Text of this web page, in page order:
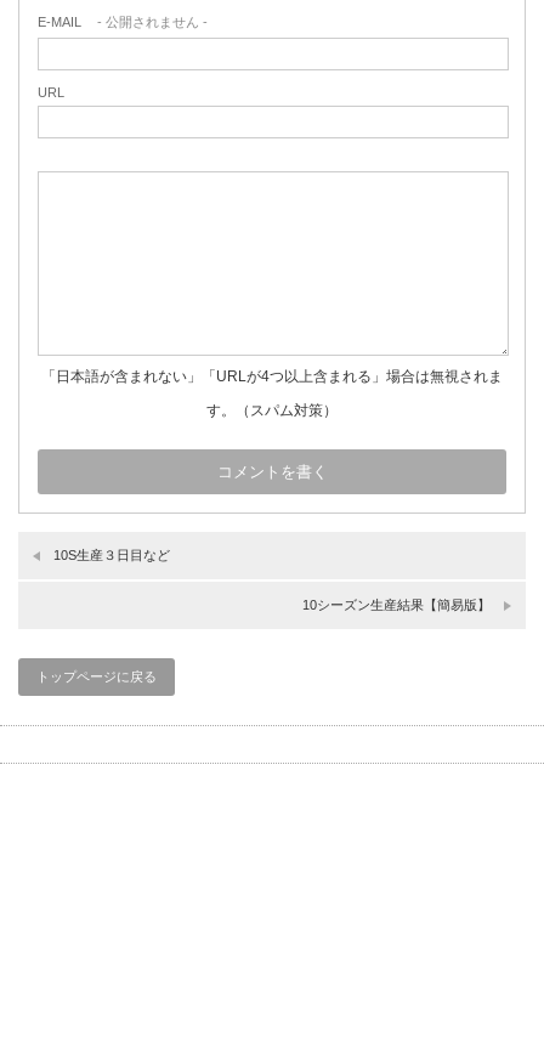
E-MAIL - 公開されません -
URL
「日本語が含まれない」「URLが4つ以上含まれる」場合は無視されま
す。（スパム対策）
10S生産３日目など
10シーズン生産結果【簡易版】
トップページに戻る